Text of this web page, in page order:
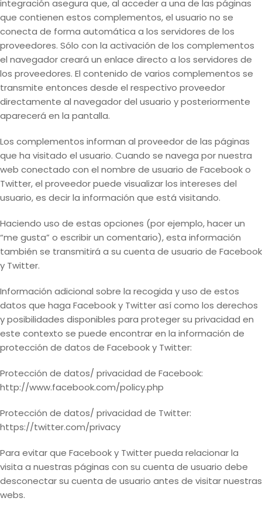
integración asegura que, al acceder a una de las páginas
que contienen estos complementos, el usuario no se
conecta de forma automática a los servidores de los
proveedores. Sólo con la activación de los complementos
el navegador creará un enlace directo a los servidores de
los proveedores. El contenido de varios complementos se
transmite entonces desde el respectivo proveedor
directamente al navegador del usuario y posteriormente
aparecerá en la pantalla.
Los complementos informan al proveedor de las páginas
que ha visitado el usuario. Cuando se navega por nuestra
web conectado con el nombre de usuario de Facebook o
Twitter, el proveedor puede visualizar los intereses del
usuario, es decir la información que está visitando.
Haciendo uso de estas opciones (por ejemplo, hacer un
“me gusta” o escribir un comentario), esta información
también se transmitirá a su cuenta de usuario de Facebook
y Twitter.
Información adicional sobre la recogida y uso de estos
datos que haga Facebook y Twitter así como los derechos
y posibilidades disponibles para proteger su privacidad en
este contexto se puede encontrar en la información de
protección de datos de Facebook y Twitter:
Protección de datos/ privacidad de Facebook:
http://www.facebook.com/policy.php
Protección de datos/ privacidad de Twitter:
https://twitter.com/privacy
Para evitar que Facebook y Twitter pueda relacionar la
visita a nuestras páginas con su cuenta de usuario debe
desconectar su cuenta de usuario antes de visitar nuestras
webs.